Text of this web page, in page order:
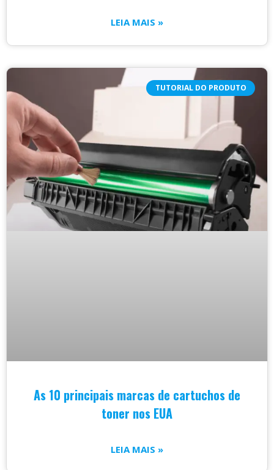
LEIA MAIS »
TUTORIAL DO PRODUTO
As 10 principais marcas de cartuchos de
toner nos EUA
LEIA MAIS »